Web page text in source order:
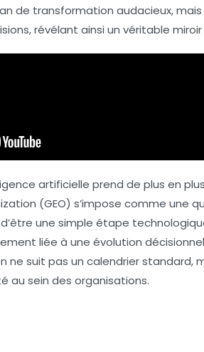
de transformation audacieux,
révélant ainsi un véritable
artificielle prend de plus en
(GEO) s’impose comme une
une simple étape
liée à une évolution
ne suit pas un calendrier standard,
au sein des organisations.